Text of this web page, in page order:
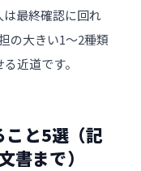
最終確認に回れ
の大きい1〜2種類
近道です。
と5選（記
書まで）